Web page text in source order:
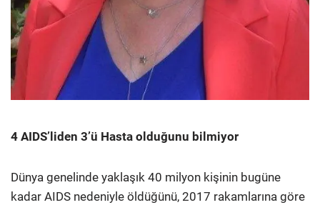
4 AIDS’liden 3’ü Hasta olduğunu bilmiyor
Dünya genelinde yaklaşık 40 milyon kişinin bugüne
kadar AIDS nedeniyle öldüğünü, 2017 rakamlarına göre